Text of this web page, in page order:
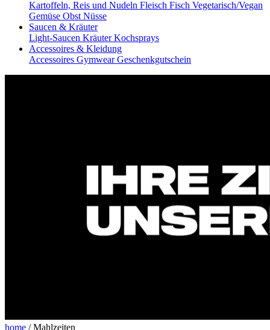
Kartoffeln, Reis und Nudeln Fleisch Fisch Vegetarisch/Vegan
Gemüse Obst Nüsse
Saucen & Kräuter
Light-Saucen KräuterKochsprays
Accessoires & Kleidung
Accessoires GymwearGeschenkgutschein
home / Mahlzeiten